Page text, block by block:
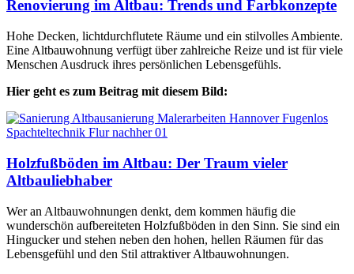
Renovierung im Altbau: Trends und Farbkonzepte
Hohe Decken, lichtdurchflutete Räume und ein stilvolles Ambiente.
Eine Altbauwohnung verfügt über zahlreiche Reize und ist für viele
Menschen Ausdruck ihres persönlichen Lebensgefühls.
Hier geht es zum Beitrag mit diesem Bild:
Holzfußböden im Altbau: Der Traum vieler
Altbauliebhaber
Wer an Altbauwohnungen denkt, dem kommen häufig die
wunderschön aufbereiteten Holzfußböden in den Sinn. Sie sind ein
Hingucker und stehen neben den hohen, hellen Räumen für das
Lebensgefühl und den Stil attraktiver Altbauwohnungen.